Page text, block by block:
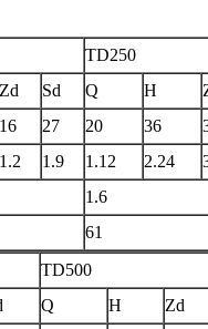
TD250
Zd Sd Q H
16 27 20 36
1.2 1.9 1.12 2.24
1.6
61
TD500
Q H Zd